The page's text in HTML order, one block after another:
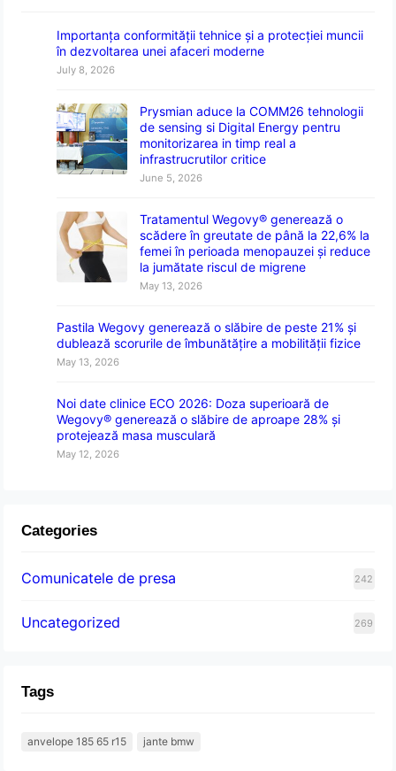
Importanța conformității tehnice și a protecției muncii
în dezvoltarea unei afaceri moderne
July 8, 2026
Prysmian aduce la COMM26 tehnologii
de sensing si Digital Energy pentru
monitorizarea in timp real a
infrastrucrutilor critice
June 5, 2026
Tratamentul Wegovy® generează o
scădere în greutate de până la 22,6% la
femei în perioada menopauzei și reduce
la jumătate riscul de migrene
May 13, 2026
Pastila Wegovy generează o slăbire de peste 21% și
dublează scorurile de îmbunătățire a mobilității fizice
May 13, 2026
Noi date clinice ECO 2026: Doza superioară de
Wegovy® generează o slăbire de aproape 28% și
protejează masa musculară
May 12, 2026
Categories
Comunicatele de presa 242
Uncategorized 269
Tags
anvelope 185 65 r15 jante bmw